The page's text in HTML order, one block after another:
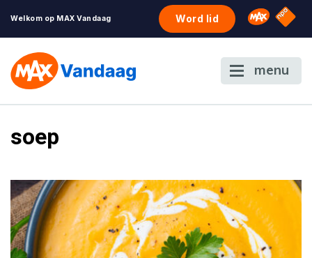
Welkom op MAX Vandaag Word lid Omroep
NPO
menu
soep